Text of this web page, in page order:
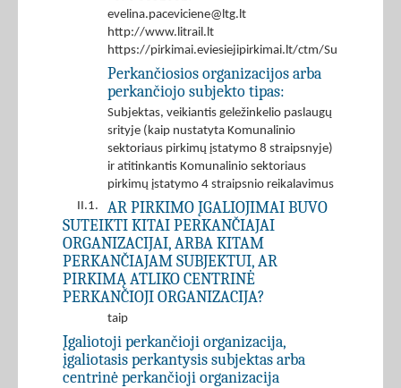
evelina.paceviciene@ltg.lt
http://www.litrail.lt
https://pirkimai.eviesiejipirkimai.lt/ctm/Supplier/
Perkančiosios organizacijos arba
perkančiojo subjekto tipas:
Subjektas, veikiantis geležinkelio paslaugų
srityje (kaip nustatyta Komunalinio
sektoriaus pirkimų įstatymo 8 straipsnyje)
ir atitinkantis Komunalinio sektoriaus
pirkimų įstatymo 4 straipsnio reikalavimus
II.1.
AR PIRKIMO ĮGALIOJIMAI BUVO
SUTEIKTI KITAI PERKANČIAJAI
ORGANIZACIJAI, ARBA KITAM
PERKANČIAJAM SUBJEKTUI, AR
PIRKIMĄ ATLIKO CENTRINĖ
PERKANČIOJI ORGANIZACIJA?
taip
Įgaliotoji perkančioji organizacija,
įgaliotasis perkantysis subjektas arba
centrinė perkančioji organizacija